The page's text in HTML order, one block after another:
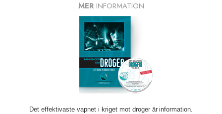
MER INFORMATION
Det effektivaste vapnet i kriget mot droger är information.